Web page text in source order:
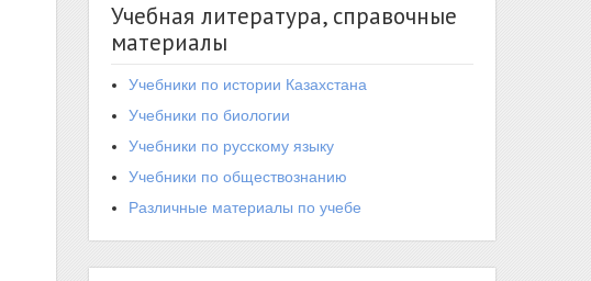
Учебная литература, справочные
материалы
Учебники по истории Казахстана
Учебники по биологии
Учебники по русскому языку
Учебники по обществознанию
Различные материалы по учебе